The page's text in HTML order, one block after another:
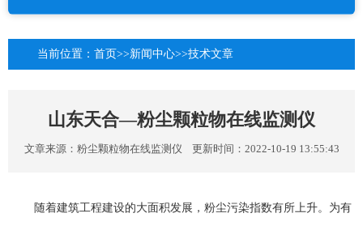
当前位置： 首页>>新闻中心>>技术文章
山东天合—粉尘颗粒物在线监测仪
文章来源： 粉尘颗粒物在线监测仪 更新时间：2022-10-19 13:55:43
随着建筑工程建设的大面积发展，粉尘污染指数有所上升。为有